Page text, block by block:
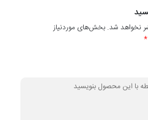
و بازده سیستم گرمایشی کاهش محسوسی
به‌صورت یکنواخت در فضا پخش شده و آسایش
از آن برای قرار دادن وسایل تزئینی مانند
نخواهد شد. بخش‌های موردنیاز
*